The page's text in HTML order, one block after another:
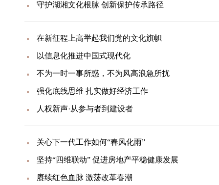
守护湖湘文化根脉 创新保护传承路径
在新征程上高举起我们党的文化旗帜
以信息化推进中国式现代化
不为一时一事所惑，不为风高浪急所扰
强化底线思维 扎实做好经济工作
人权新声·从参与者到建设者
关心下一代工作如何“春风化雨”
坚持“四维联动” 促进房地产平稳健康发展
赓续红色血脉 激荡改革春潮